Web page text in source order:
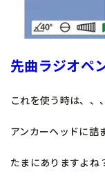
先曲ラジオペ
これを使う時は、、
アンカーヘッドに詰
たまにありますよね